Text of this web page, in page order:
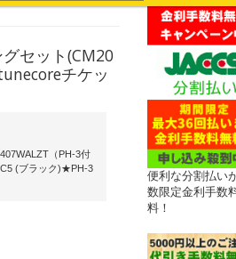
便利な分割払い
数限定金利手数
料！
グセット(CM20
チケッ
（PH-3付
C5 (ブラック)★PH-3